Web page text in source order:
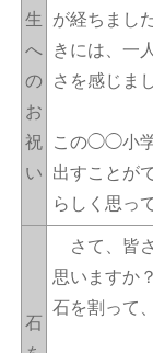
生
へ
の
お
祝
い
が経ちまし
きには、一
さを感じま
この◯◯小学
出すことが
らしく思っ
石
さて、皆
思いますか
石を割って